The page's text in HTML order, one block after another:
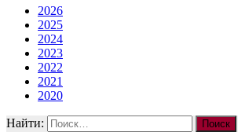
2026
2025
2024
2023
2022
2021
2020
Найти: